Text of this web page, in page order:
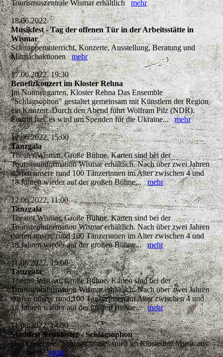
Tourismuszentrale Wismar erhältlichmehr
18.06.2022
Musikfest - Tag der offenen Tür in der Arbeitsstätte in
Wismar
Schnupperunterricht, Konzerte, Ausstellung, Beratung und
Mitmachaktionenmehr
17.06.2022, 19:30
Benefizkonzert im Kloster Rehna
Im Nonnengarten, Kloster Rehna Das Ensemble
"Schlagsophon" gestaltet gemeinsam mit Künstlern der Region
ein Konzert. Durch den Abend führt Wolfram Pilz (NDR).
Eintritt frei, es wird um Spenden für die Ukraine...mehr
12.06.2022, 15:00
Tanzgala
Theater Wismar, Große Bühne. Karten sind bei der
Touristeninformation Wismar erhältlich. Nach über zwei Jahren
dürfen unsere rund 100 Tänzerinnen im Alter zwischen 4 und
18 Jahren wieder auf der großen Bühne...mehr
12.06.2022, 11:00
Tanzgala
Theater Wismar, Große Bühne. Karten sind bei der
Touristeninformation Wismar erhältlich. Nach über zwei Jahren
dürfen unsere rund 100 Tänzerinnen im Alter zwischen 4 und
18 Jahren wieder auf der großen Bühne...mehr
11.06.2022, 15:00
Tanzgala
Theater Wismar, Große Bühne. Karten sind bei der
Touristeninformation Wismar erhältlich. Nach über zwei Jahren
dürfen unsere rund 100 Tänzerinnen im Alter zwischen 4 und
18 Jahren wieder auf der großen Bühne...mehr
11.06.2022, 14:00
Stadtfest Neukloster - Schlagsophon
Das Ensemble "Schlagsophon" spielt im Klosterhof Musik aus
aller Welt.mehr